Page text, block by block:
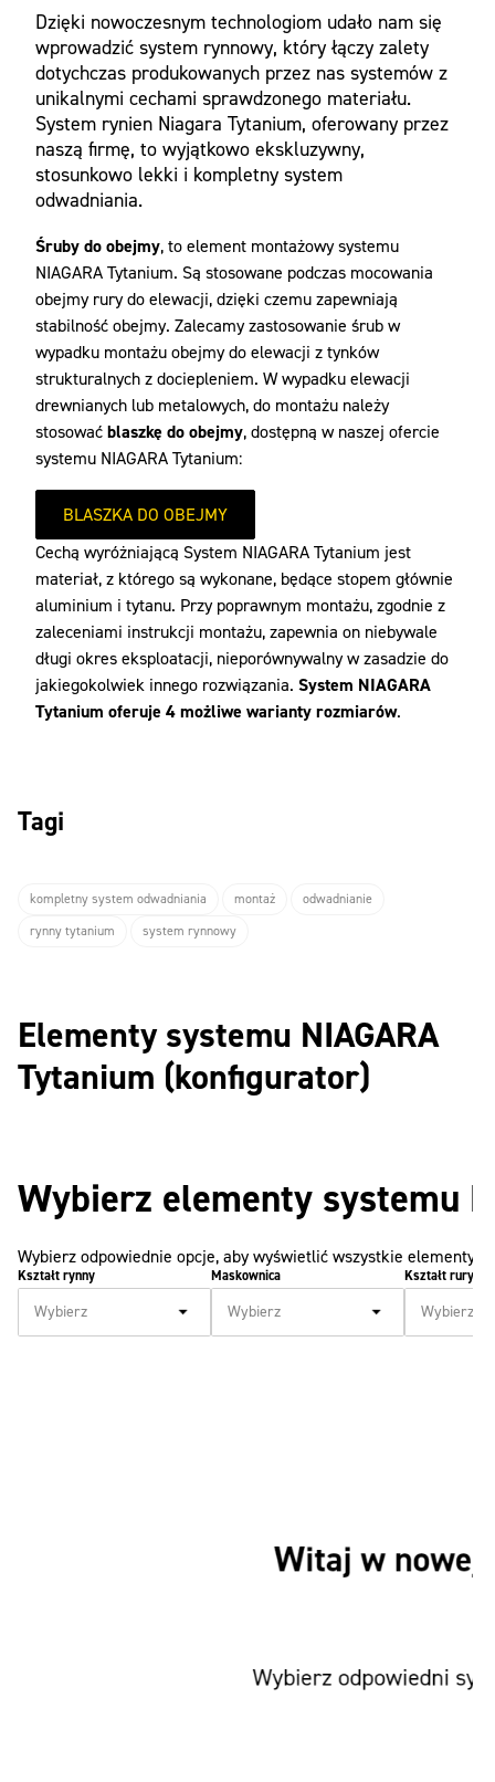
Dzięki nowoczesnym technologiom udało nam się
wprowadzić system rynnowy, który łączy zalety
dotychczas produkowanych przez nas systemów z
unikalnymi cechami sprawdzonego materiału.
System rynien Niagara Tytanium, oferowany przez
naszą firmę, to wyjątkowo ekskluzywny,
stosunkowo lekki i kompletny system
odwadniania.
Śruby do obejmy, to element montażowy systemu
NIAGARA Tytanium. Są stosowane podczas mocowania
obejmy rury do elewacji, dzięki czemu zapewniają
stabilność obejmy. Zalecamy zastosowanie śrub w
wypadku montażu obejmy do elewacji z tynków
strukturalnych z dociepleniem. W wypadku elewacji
drewnianych lub metalowych, do montażu należy
stosowaćblaszkę do obejmy, dostępną w naszej ofercie
systemu NIAGARA Tytanium:
BLASZKA DO OBEJMY
Cechą wyróżniającą System NIAGARA Tytanium jest
materiał, z którego są wykonane, będące stopem głównie
aluminium i tytanu. Przy poprawnym montażu, zgodnie z
zaleceniami instrukcji montażu, zapewnia on niebywale
długi okres eksploatacji, nieporównywalny w zasadzie do
jakiegokolwiek innego rozwiązania. System NIAGARA
Tytanium oferuje 4 możliwe warianty rozmiarów.
Tagi
kompletny system odwadniania montaż
odwadnianie
rynny tytanium
system rynnowy
Elementy systemu NIAGARA
Tytanium (konfigurator)